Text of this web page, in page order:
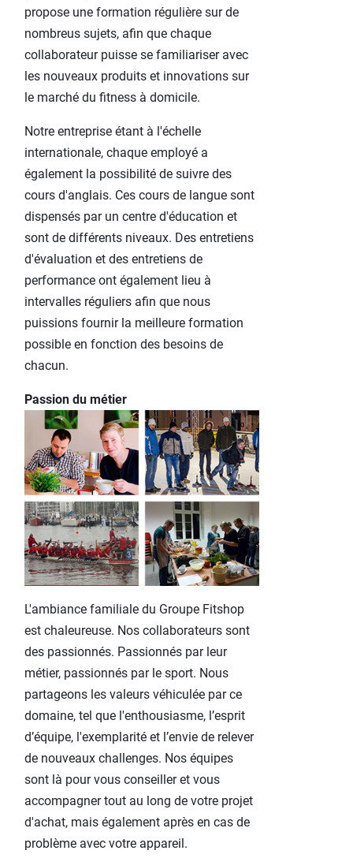
propose une formation régulière sur de
nombreus sujets, afin que chaque
collaborateur puisse se familiariser avec
les nouveaux produits et innovations sur
le marché du fitness à domicile.
Notre entreprise étant à l'échelle
internationale, chaque employé a
également la possibilité de suivre des
cours d'anglais. Ces cours de langue sont
dispensés par un centre d'éducation et
sont de différents niveaux. Des entretiens
d'évaluation et des entretiens de
performance ont également lieu à
intervalles réguliers afin que nous
puissions fournir la meilleure formation
possible en fonction des besoins de
chacun.
Passion du métier
L'ambiance familiale du Groupe Fitshop
est chaleureuse. Nos collaborateurs sont
des passionnés. Passionnés par leur
métier, passionnés par le sport. Nous
partageons les valeurs véhiculée par ce
domaine, tel que l'enthousiasme, l’esprit
d’équipe, l'exemplarité et l’envie de relever
de nouveaux challenges. Nos équipes
sont là pour vous conseiller et vous
accompagner tout au long de votre projet
d'achat, mais également après en cas de
problème avec votre appareil.